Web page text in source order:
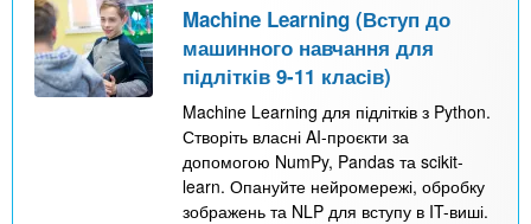
Machine Learning (Вступ до
машинного навчання для
підлітків 9-11 класів)
Machine Learning для підлітків з Python.
Створіть власні AI-проєкти за
допомогою NumPy, Pandas та scikit-
learn. Опануйте нейромережі, обробку
зображень та NLP для вступу в IT-виші.